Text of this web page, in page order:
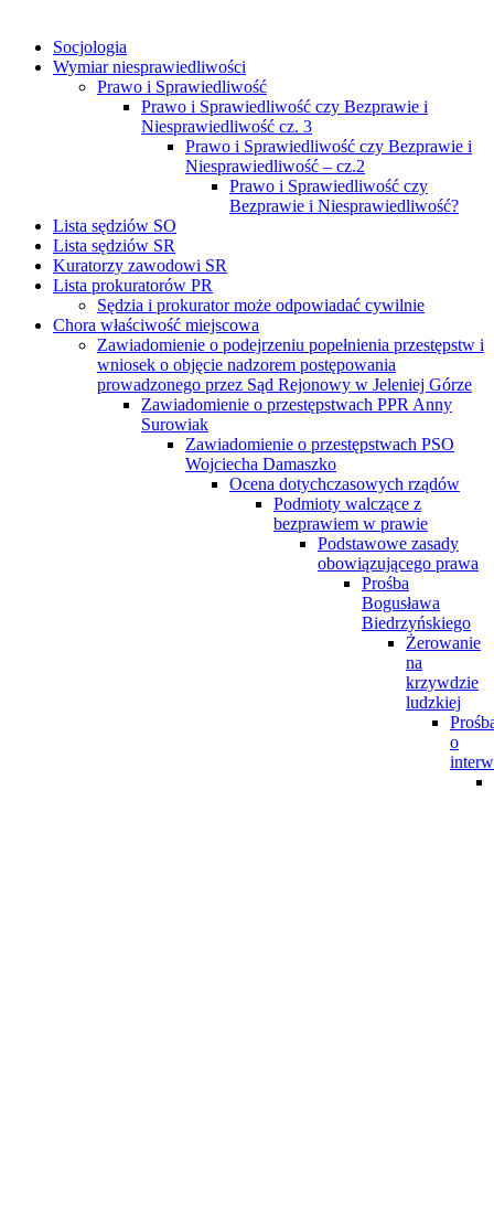
Socjologia
Wymiar niesprawiedliwości
Prawo i Sprawiedliwość
Prawo i Sprawiedliwość czy Bezprawie i
Niesprawiedliwość cz. 3
Prawo i Sprawiedliwość czy Bezprawie i
Niesprawiedliwość – cz.2
Prawo i Sprawiedliwość czy
Bezprawie i Niesprawiedliwość?
Lista sędziów SO
Lista sędziów SR
Kuratorzy zawodowi SR
Lista prokuratorów PR
Sędzia i prokurator może odpowiadać cywilnie
Chora właściwość miejscowa
Zawiadomienie o podejrzeniu popełnienia przestępstw i
wniosek o objęcie nadzorem postępowania
prowadzonego przez Sąd Rejonowy w Jeleniej Górze
Zawiadomienie o przestępstwach PPR Anny
Surowiak
Zawiadomienie o przestępstwach PSO
Wojciecha Damaszko
Ocena dotychczasowych rządów
Podmioty walczące z
bezprawiem w prawie
Podstawowe zasady
obowiązującego prawa
Prośba
Bogusława
Biedrzyńskiego
Żerowanie
na
krzywdzie
ludzkiej
o